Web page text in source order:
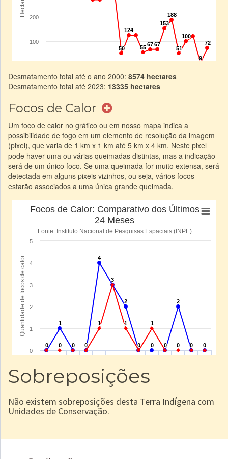
Desmatamento total até o ano 2000: 8574 hectares
Desmatamento total até 2023: 13335 hectares
Focos de Calor
Um foco de calor no gráfico ou em nosso mapa indica a
possibilidade de fogo em um elemento de resolução da imagem
(pixel), que varia de 1 km x 1 km até 5 km x 4 km. Neste pixel
pode haver uma ou várias queimadas distintas, mas a indicação
será de um único foco. Se uma queimada for muito extensa, será
detectada em alguns pixeis vizinhos, ou seja, vários focos
estarão associados a uma única grande queimada.
Sobreposições
Não existem sobreposições desta Terra Indígena com
Unidades de Conservação.